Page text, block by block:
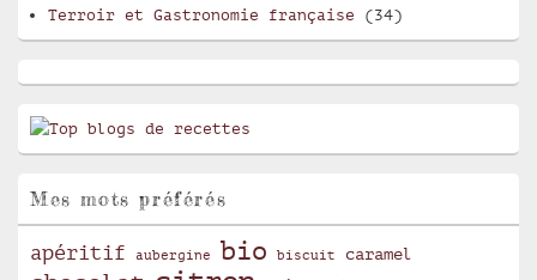
Terroir et Gastronomie française (34)
Mes mots préférés
apéritif aubergine bio biscuit caramel